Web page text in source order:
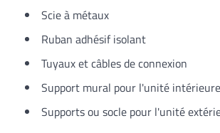
Scie à métaux
Ruban adhésif isolant
Tuyaux et câbles de connexion
Support mural pour l'unité intérieure
Supports ou socle pour l'unité